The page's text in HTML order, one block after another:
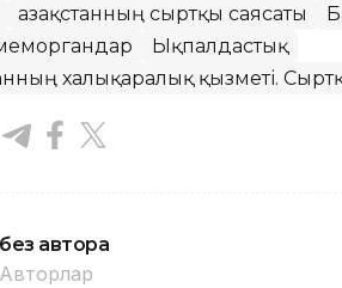
Қазақстанның сыртқы саясаты
Ықпалдастық
халықаралық қызметі.
без автора
Авторлар